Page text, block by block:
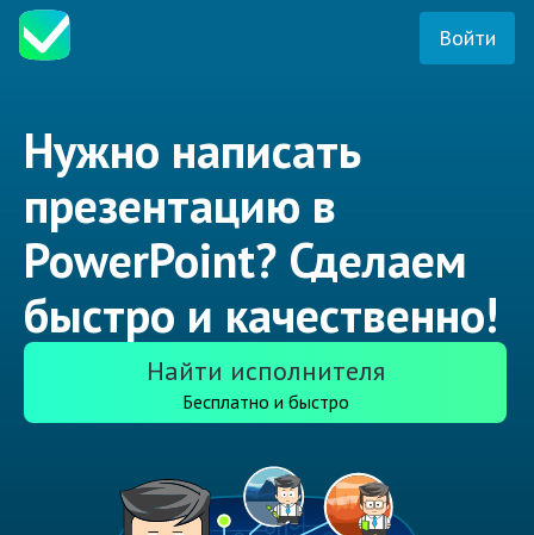
Войти
Нужно написать
презентацию в
PowerPoint? Сделаем
быстро и качественно!
Найти исполнителя
Бесплатно и быстро